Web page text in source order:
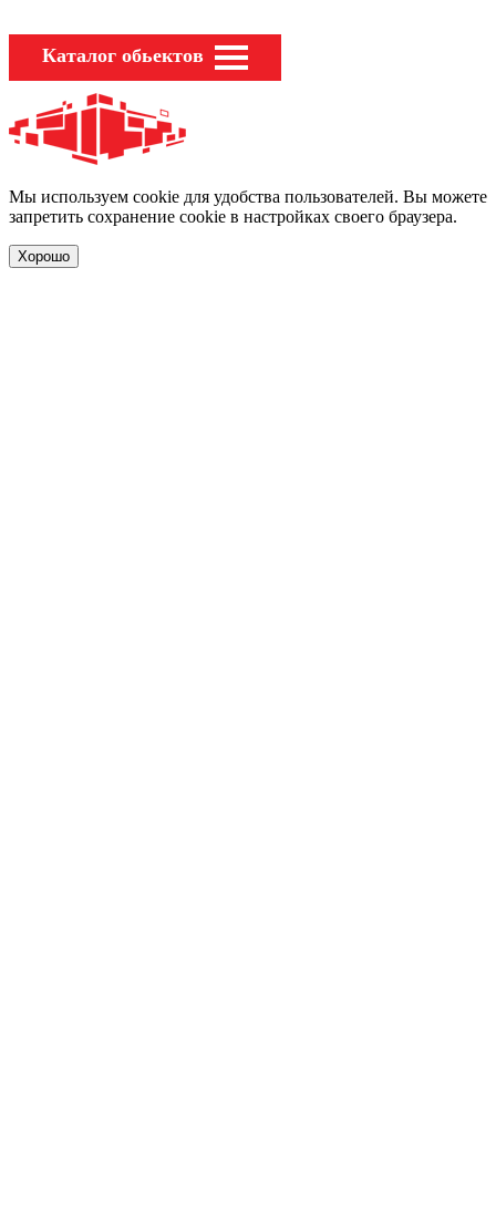
Каталог обьектов
Мы используем cookie для удобства пользователей. Вы можете
запретить сохранение cookie в настройках своего браузера.
Хорошо